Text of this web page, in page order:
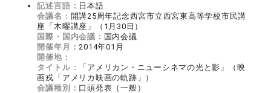
記述言語： 日本語
会議名： 開講25周年記念西宮市立西宮東高等学校市民講
座「木曜講座」（1月30日）
国際・国内会議： 国内会議
開催年月： 2014年01月
開催地：
タイトル：
「アメリカン・ニューシネマの光と影」（映
画戎「アメリカ映画の軌跡」）
会議種別： 口頭発表（一般）